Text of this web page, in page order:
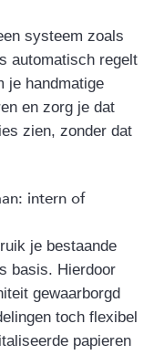
systeem zoals
automatisch regelt
je handmatige
en zorg je dat
zien, zonder dat
intern of
je bestaande
basis. Hierdoor
gewaarborgd
toch flexibel
papieren